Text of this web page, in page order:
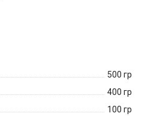
500 гр
400 гр
100 гр